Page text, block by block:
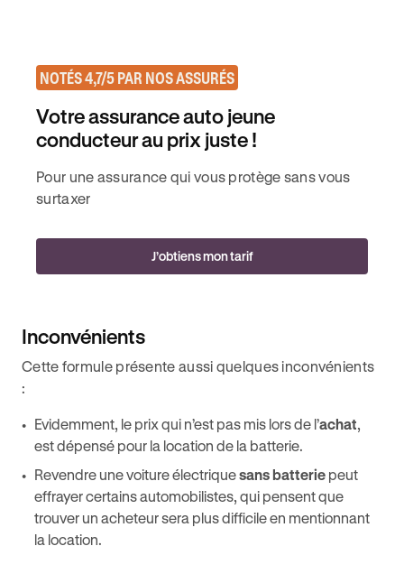
NOTÉS 4,7/5 PAR NOS ASSURÉS
Votre assurance auto jeune
conducteur au prix juste !
Pour une assurance qui vous protège sans vous
surtaxer
J’obtiens mon tarif
Inconvénients
Cette formule présente aussi quelques inconvénients
:
Evidemment, le prix qui n’est pas mis lors de l’achat,
est dépensé pour la location de la batterie.
Revendre une voiture électriquesans batterie peut
effrayer certains automobilistes, qui pensent que
trouver un acheteur sera plus difficile en mentionnant
la location.